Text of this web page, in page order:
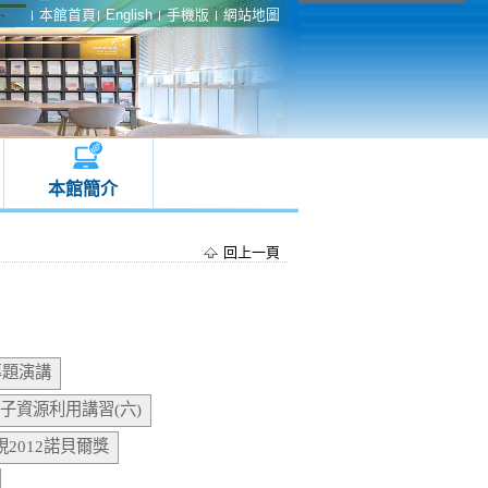
本館首頁 English 手機版 網站地圖
本館簡介
回上一頁
演講
資源利用講習(六)
2012諾貝爾獎